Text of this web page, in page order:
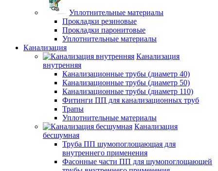
Уплотнительные материалы
Прокладки резиновые
Прокладки паронитовые
Уплотнительные материалы
Канализация
Канализация
внутренняя
Канализационные трубы (диаметр 40)
Канализационные трубы (диаметр 50)
Канализационные трубы (диаметр 110)
Фитинги ПП для канализационных труб
Трапы
Уплотнительные материалы
Канализация
бесшумная
Труба ПП шумопоглощающая для
внутреннего применения
Фасонные части ПП для шумопоглощающей